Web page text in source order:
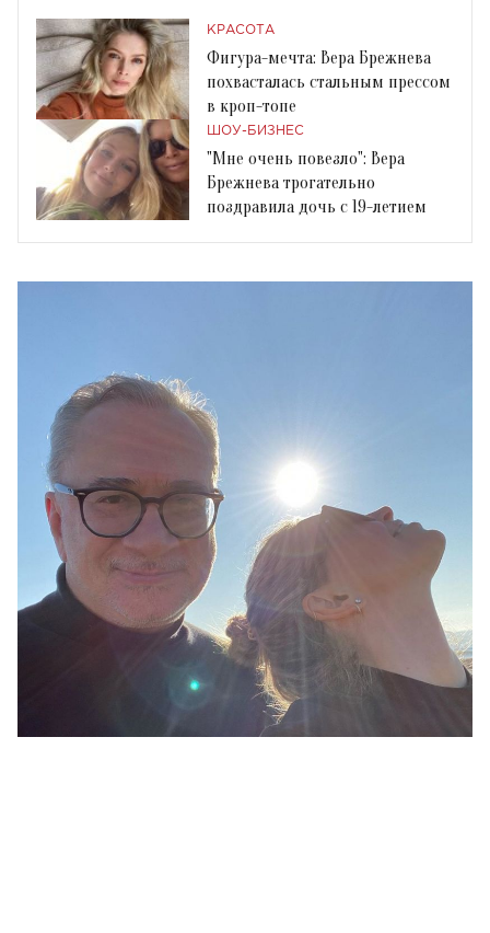
КРАСОТА
Фигура-мечта: Вера Брежнева
похвасталась стальным прессом
в кроп-топе
ШОУ-БИЗНЕС
"Мне очень повезло": Вера
Брежнева трогательно
поздравила дочь с 19-летием